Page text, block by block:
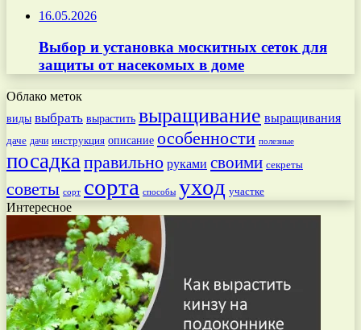
16.05.2026
Выбор и установка москитных сеток для
защиты от насекомых в доме
Облако меток
виды выбрать вырастить выращивание выращивания
даче дачи инструкция описание особенности полезные
посадка правильно руками своими секреты
советы сорт сорта способы уход участке
Интересное